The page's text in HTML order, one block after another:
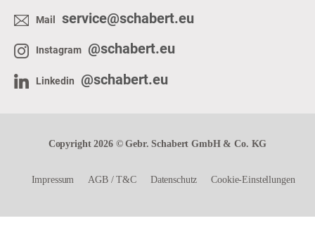
Mail service@schabert.eu
Instagram @schabert.eu
Linkedin @schabert.eu
Copyright 2026 © Gebr. Schabert GmbH & Co. KG
Impressum AGB/T&C Datenschutz Cookie-Einstellungen